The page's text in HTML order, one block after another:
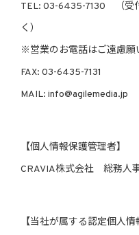
TEL: 03-6435-7130 （受
く）
※営業のお電話はご遠慮願
FAX: 03-6435-7131
MAIL: info@agilemedia.jp
【個人情報保護管理者】
CRAVIA株式会社 総務人
【当社が属する認定個人